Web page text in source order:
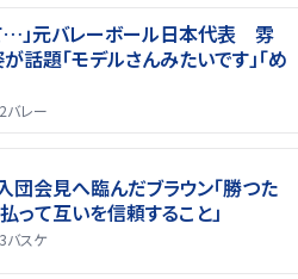
…」元バレーボール日本代表 雰
話題「モデルさんみたいです」「め
バレー
団会見へ臨んだブラウン「勝つた
って互いを信頼すること」
バスケ